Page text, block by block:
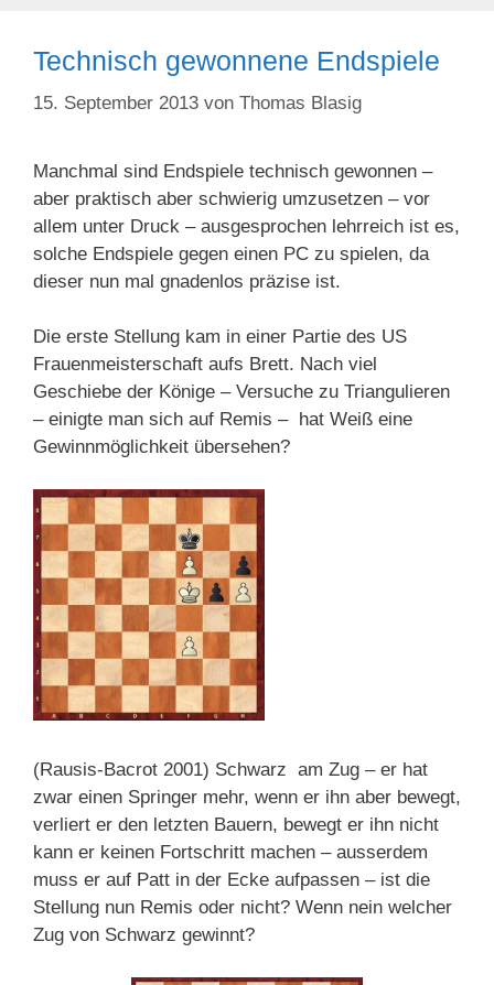
Technisch gewonnene Endspiele
15. September 2013 von Thomas Blasig
Manchmal sind Endspiele technisch gewonnen –
aber praktisch aber schwierig umzusetzen – vor
allem unter Druck – ausgesprochen lehrreich ist es,
solche Endspiele gegen einen PC zu spielen, da
dieser nun mal gnadenlos präzise ist.
Die erste Stellung kam in einer Partie des US
Frauenmeisterschaft aufs Brett. Nach viel
Geschiebe der Könige – Versuche zu Triangulieren
– einigte man sich auf Remis – hat Weiß eine
Gewinnmöglichkeit übersehen?
(Rausis-Bacrot 2001) Schwarz am Zug – er hat
zwar einen Springer mehr, wenn er ihn aber bewegt,
verliert er den letzten Bauern, bewegt er ihn nicht
kann er keinen Fortschritt machen – ausserdem
muss er auf Patt in der Ecke aufpassen – ist die
Stellung nun Remis oder nicht? Wenn nein welcher
Zug von Schwarz gewinnt?